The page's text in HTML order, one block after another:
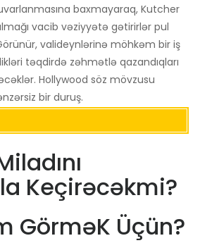
baxmayaraq, Kutcher
vacib vəziyyətə gətirirlər pul
valideynlərinə möhkəm bir iş
təqdirdə zəhmətlə qazandıqları
Hollywood söz mövzusu
bir duruş.
Keçirəcəkmi?
GörməK Üçün?